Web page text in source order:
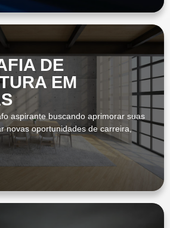
DE
EM
aspirante buscando aprimorar suas
novas oportunidades de carreira,